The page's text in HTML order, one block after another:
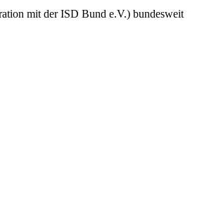
mit der ISD Bund e.V.) bundesweit